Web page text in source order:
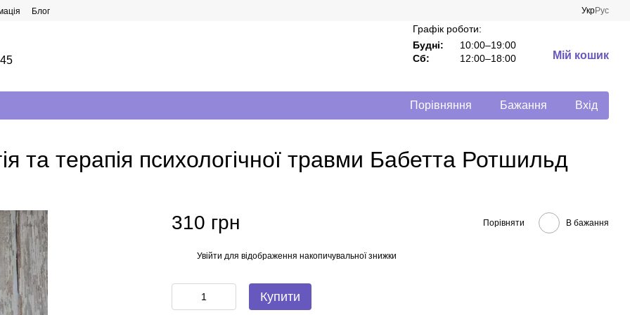
Блог УкрРус
Графік роботи:
Будні:
10:00–19:00
Сб:
12:00–18:00 Мій кошик
Порівняння Бажання Вхід
та терапія психологічної травми Бабетта Ротшильд
310 грн Порівняти В бажання
Увійти для відображення накопичувальної знижки
Купити